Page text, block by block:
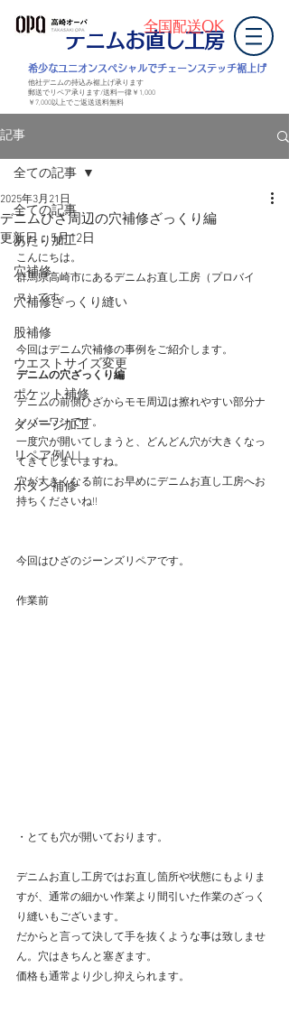
デニムお直し工房
​希少なユニオンスペシャルでチェーンステッチ裾上げ
全国配送OK
他社デニムの持込み裾上げ承ります
郵送でリペア承ります/送料一律￥1,000
￥7,000以上でご返送送料無料
記事
全ての記事
あたり加工
穴補修
穴補修ざっくり縫い
股補修
ウエストサイズ変更
ポケット補修
ダメージ加工
リペア例ALL
ボタン補修
全ての記事
デニムひざ周辺の穴補修ざっくり編
2025年3月21日
更新日：5月12日
こんにちは。
群馬県高崎市にあるデニムお直し工房（プロバイ
ス）です。
今回はデニム穴補修の事例をご紹介します。
デニムの穴ざっくり編
デニムの前側ひざからモモ周辺は擦れやすい部分ナ
ンバーワンです。
一度穴が開いてしまうと、どんどん穴が大きくなっ
てきてしまいますね。
穴が大きくなる前にお早めにデニムお直し工房へお
持ちくださいね!!
今回はひざのジーンズリペアです。
作業前
・とても穴が開いております。
デニムお直し工房ではお直し箇所や状態にもよりま
すが、通常の細かい作業より間引いた作業のざっく
り縫いもございます。
だからと言って決して手を抜くような事は致しませ
ん。穴はきちんと塞ぎます。
価格も通常より少し抑えられます。